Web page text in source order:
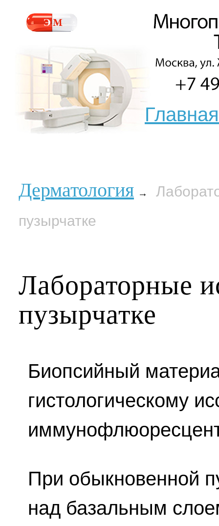
Главная
Дерматология →
пузырчатке
Лабораторные
пузырчатке
Биопсийный
гистологическому
При обыкновенной
над базальным